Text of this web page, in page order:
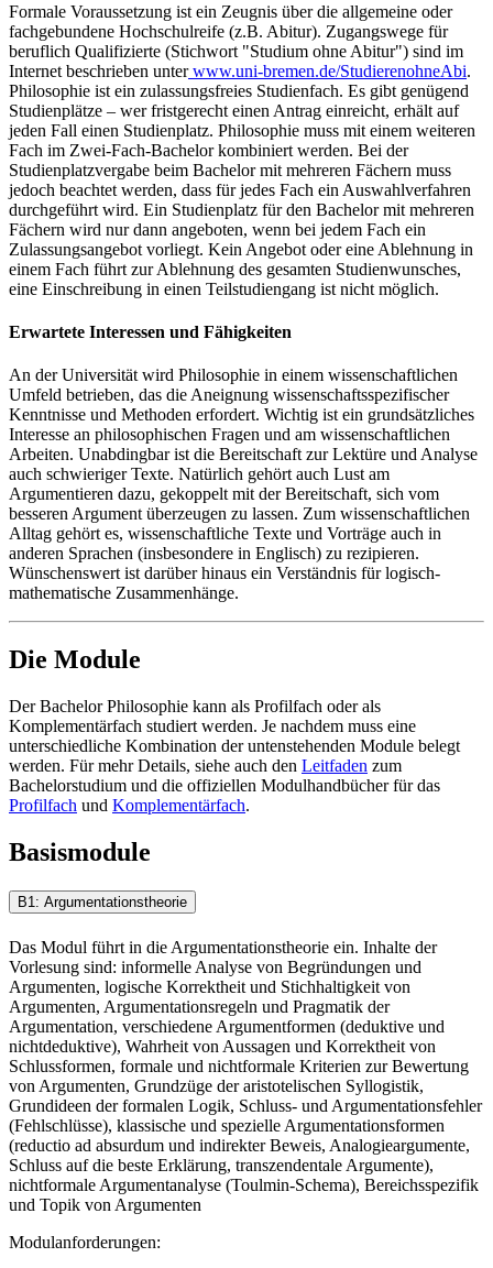
Formale Voraussetzung ist ein Zeugnis über die allgemeine oder
fachgebundene Hochschulreife (z.B. Abitur). Zugangswege für
beruflich Qualifizierte (Stichwort "Studium ohne Abitur") sind im
Internet beschrieben unterwww.uni-bremen.de/StudierenohneAbi.
Philosophie ist ein zulassungsfreies Studienfach. Es gibt genügend
Studienplätze – wer fristgerecht einen Antrag einreicht, erhält auf
jeden Fall einen Studienplatz. Philosophie muss mit einem weiteren
Fach im Zwei-Fach-Bachelor kombiniert werden. Bei der
Studienplatzvergabe beim Bachelor mit mehreren Fächern muss
jedoch beachtet werden, dass für jedes Fach ein Auswahlverfahren
durchgeführt wird. Ein Studienplatz für den Bachelor mit mehreren
Fächern wird nur dann angeboten, wenn bei jedem Fach ein
Zulassungsangebot vorliegt. Kein Angebot oder eine Ablehnung in
einem Fach führt zur Ablehnung des gesamten Studienwunsches,
eine Einschreibung in einen Teilstudiengang ist nicht möglich.
Erwartete Interessen und Fähigkeiten
An der Universität wird Philosophie in einem wissenschaftlichen
Umfeld betrieben, das die Aneignung wissenschaftsspezifischer
Kenntnisse und Methoden erfordert. Wichtig ist ein grundsätzliches
Interesse an philosophischen Fragen und am wissenschaftlichen
Arbeiten. Unabdingbar ist die Bereitschaft zur Lektüre und Analyse
auch schwieriger Texte. Natürlich gehört auch Lust am
Argumentieren dazu, gekoppelt mit der Bereitschaft, sich vom
besseren Argument überzeugen zu lassen. Zum wissenschaftlichen
Alltag gehört es, wissenschaftliche Texte und Vorträge auch in
anderen Sprachen (insbesondere in Englisch) zu rezipieren.
Wünschenswert ist darüber hinaus ein Verständnis für logisch-
mathematische Zusammenhänge.
Die Module
Der Bachelor Philosophie kann als Profilfach oder als
Komplementärfach studiert werden. Je nachdem muss eine
unterschiedliche Kombination der untenstehenden Module belegt
werden. Für mehr Details, siehe auch den Leitfaden zum
Bachelorstudium und die offiziellen Modulhandbücher für das
Profilfach und Komplementärfach.
Basismodule
B1: Argumentationstheorie
Das Modul führt in die Argumentationstheorie ein. Inhalte der
Vorlesung sind: informelle Analyse von Begründungen und
Argumenten, logische Korrektheit und Stichhaltigkeit von
Argumenten, Argumentationsregeln und Pragmatik der
Argumentation, verschiedene Argumentformen (deduktive und
nichtdeduktive), Wahrheit von Aussagen und Korrektheit von
Schlussformen, formale und nichtformale Kriterien zur Bewertung
von Argumenten, Grundzüge der aristotelischen Syllogistik,
Grundideen der formalen Logik, Schluss- und Argumentationsfehler
(Fehlschlüsse), klassische und spezielle Argumentationsformen
(reductio ad absurdum und indirekter Beweis, Analogieargumente,
Schluss auf die beste Erklärung, transzendentale Argumente),
nichtformale Argumentanalyse (Toulmin-Schema), Bereichsspezifik
und Topik von Argumenten
Modulanforderungen: